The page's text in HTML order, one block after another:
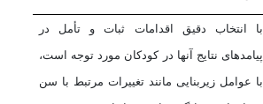
با انتخاب دقیق اقدامات ثبات و تأمل در
پیامدهای نتایج آنها در کودکان مورد توجه است،
با عوامل زیربنایی مانند تغییرات مرتبط با سن